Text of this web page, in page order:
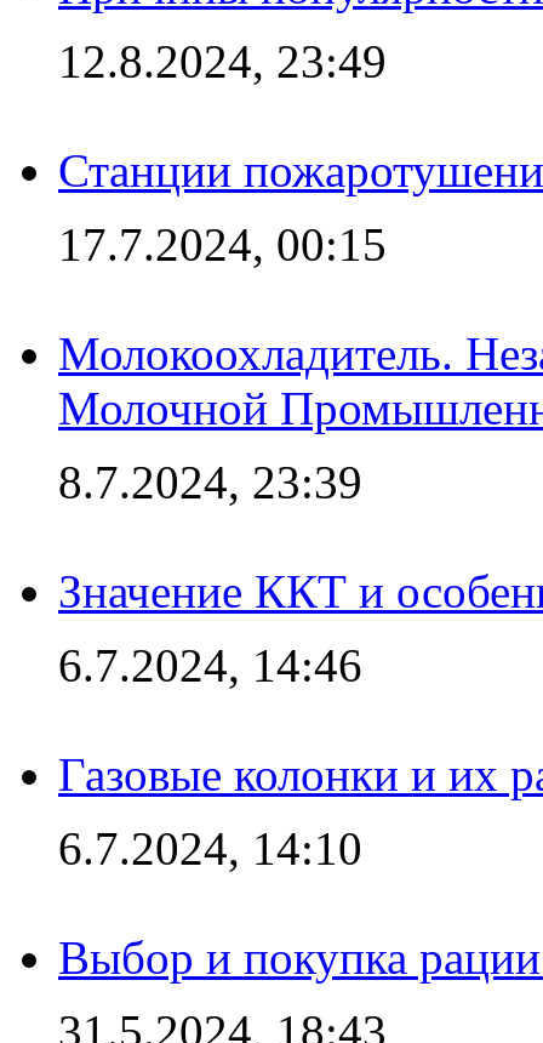
12.8.2024, 23:49
Станции
17.7.2024, 00:15
Молокоохладитель.
Молочной
8.7.2024, 23:39
Значение ККТ и
6.7.2024, 14:46
Газовые колонки и их
6.7.2024, 14:10
Выбор и покупка
31.5.2024, 18:43